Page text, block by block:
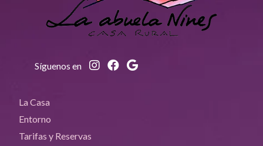
Síguenos en
La Casa
Entorno
Tarifas y Reservas